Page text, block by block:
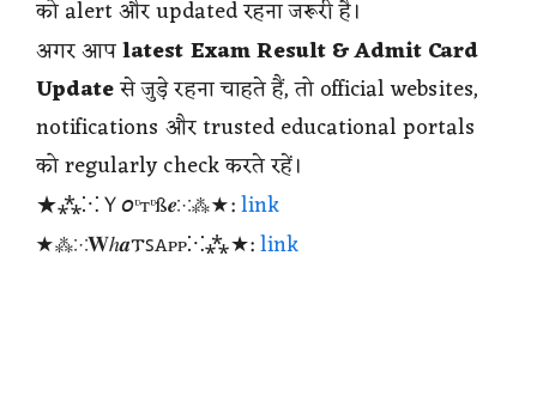
को alert और updated रहना जरूरी है।
अगर आपlatest Exam Result & Admit Card
Updateसे जुड़े रहना चाहते हैं, तो official websites,
notifications और trusted educational portals
को regularly check करते रहें।
★⁂⁙Ｙ𝘰ᶹтᶹß𝒆⁙⁂★:link
★⁂⁙𝐖ℎ𝒂𐍄ꜱꭺᴩᴩ⁙⁂★:link